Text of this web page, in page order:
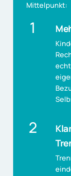
Mittelpunkt:
1
2